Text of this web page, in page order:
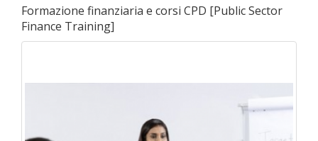
Formazione finanziaria e corsi CPD [Public Sector
Finance Training]